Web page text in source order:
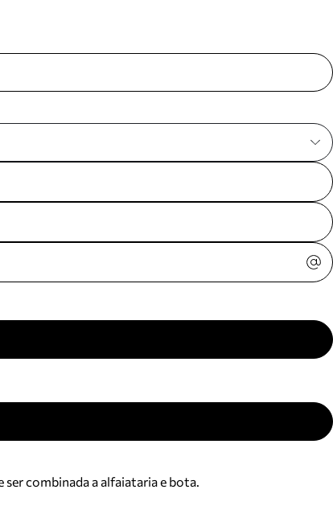
pedidos,
Acompanhe
combinada a alfaiataria e bota.